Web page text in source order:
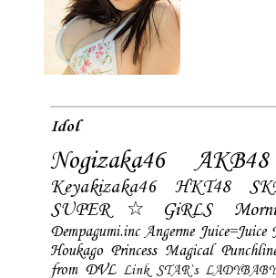
Idol
Nogizaka46 AKB48
Keyakizaka46 HKT48
SUPER☆GiRLS
Dempagumi.inc Angerme Juice=Juice
Houkago Princess Magical
from DVL Link STAR`s LADYBABY